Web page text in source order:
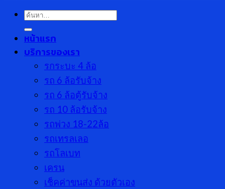
ค้นหา:
หน้าแรก
บริการของเรา
รกระบะ 4 ล้อ
รถ 6 ล้อรับจ้าง
รถ 6 ล้อตู้รับจ้าง
รถ 10 ล้อรับจ้าง
รถพ่วง 18-22ล้อ
รถเทรลเลอ
รถโลเบท
เครน
เช็คค่าขนส่ง ด้วยตัวเอง